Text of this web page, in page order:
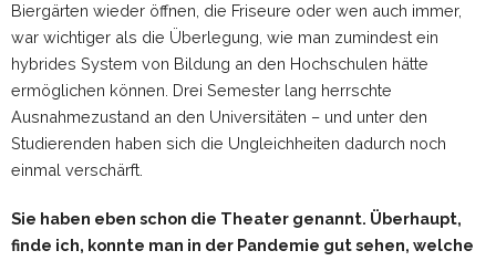
Biergärten wieder öffnen, die Friseure oder wen auch immer,
war wichtiger als die Überlegung, wie man zumindest ein
hybrides System von Bildung an den Hochschulen hätte
ermöglichen können. Drei Semester lang herrschte
Ausnahmezustand an den Universitäten – und unter den
Studierenden haben sich die Ungleichheiten dadurch noch
einmal verschärft.
Sie haben eben schon die Theater genannt. Überhaupt,
finde ich, konnte man in der Pandemie gut sehen, welche